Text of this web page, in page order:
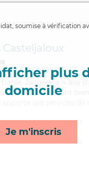
soumise à vérification
plus
domicile
Je m'inscris
Casteljaloux
fiable, Jacques a 4 ans
(AMP). Maitrisant